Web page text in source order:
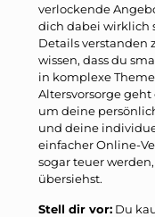
verlockende
dich dabei wirklich
Details verstanden
wissen, dass du
in komplexe
Altersvorsorge
um deine
und deine
einfacher Online-
sogar teuer
übersiehst.
Stell dir vor: Du